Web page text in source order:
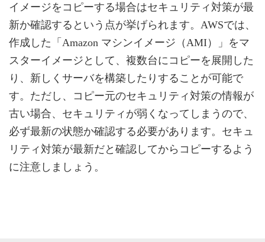
イメージをコピーする場合はセキュリティ対策が最
新か確認するという点が挙げられます。AWSでは、
作成した「Amazon マシンイメージ（AMI）」をマ
スターイメージとして、複数台にコピーを展開した
り、新しくサーバを構築したりすることが可能で
す。ただし、コピー元のセキュリティ対策の情報が
古い場合、セキュリティが弱くなってしまうので、
必ず最新の状態か確認する必要があります。セキュ
リティ対策が最新だと確認してからコピーするよう
に注意しましょう。